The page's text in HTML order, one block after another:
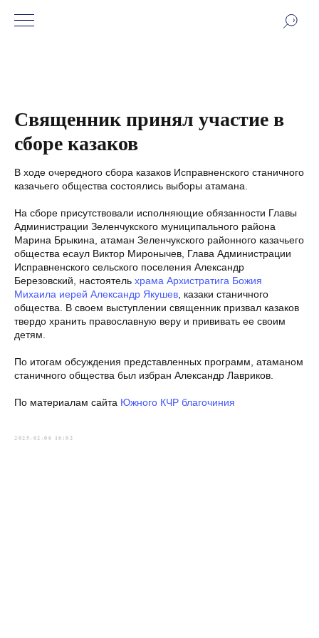
Священник принял участие в
сборе казаков
В ходе очередного сбора казаков Исправненского станичного
казачьего общества состоялись выборы атамана.
На сборе присутствовали исполняющие обязанности Главы
Администрации Зеленчукского муниципального района
Марина Брыкина, атаман Зеленчукского районного казачьего
общества есаул Виктор Миронычев, Глава Администрации
Исправненского сельского поселения Александр
Березовский, настоятель храма Архистратига Божия
Михаила иерей Александр Якушев , казаки станичного
общества. В своем выступлении священник призвал казаков
твердо хранить православную веру и прививать ее своим
детям.
По итогам обсуждения представленных программ, атаманом
станичного общества был избран Александр Лавриков.
По материалам сайта Южного КЧР благочиния
2025-02-06 16:02